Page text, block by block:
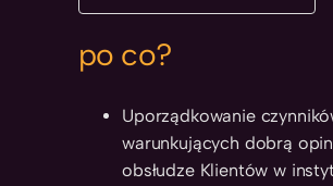
po co?
Uporządkowanie
warunkujących dobrą
obsłudze Klientów w